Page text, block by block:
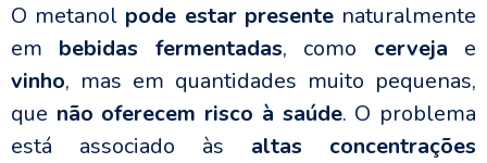
O metanol pode estar presentenaturalmente
em bebidas fermentadas, como cerveja e
vinho, mas em quantidades muito pequenas,
que não oferecem risco à saúde. O problema
está associado às altas concentrações